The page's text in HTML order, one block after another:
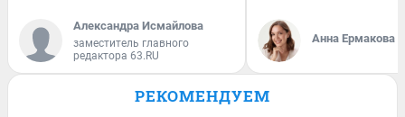
Александра Исмайлова
заместитель главного
редактора 63.RU
Анна Ермакова
РЕКОМЕНДУЕМ